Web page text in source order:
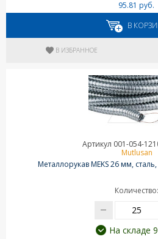
95.81 руб.
В
В ИЗБРАННОЕ
Артикул 001-054-
Mutlusan
Металлорукав MEKS 26 мм,
Количество:
На складе